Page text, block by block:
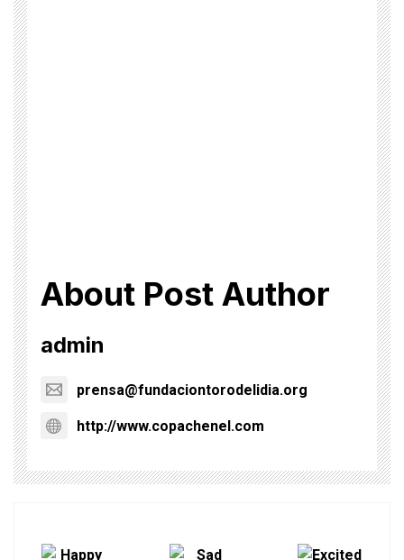
About Post Author
admin
prensa@fundaciontorodelidia.org
http://www.copachenel.com